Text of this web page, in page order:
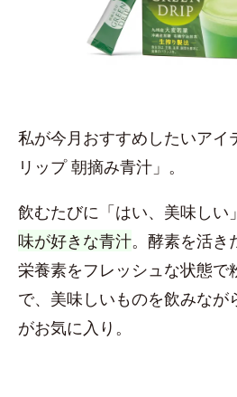
私が今月おすすめしたいアイ
リップ 朝摘み青汁」。
飲むたびに「はい、美味しい
味が好きな青汁。酵素を活き
栄養素をフレッシュな状態で
で、美味しいものを飲みなが
がお気に入り。